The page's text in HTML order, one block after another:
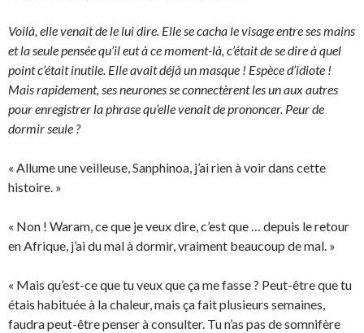
Voilà, elle venait de le lui dire. Elle se cacha le visage entre ses mains
et la seule pensée qu’il eut à ce moment-là, c’était de se dire à quel
point c’était inutile. Elle avait déjà un masque ! Espèce d’idiote !
Mais rapidement, ses neurones se connectèrent les un aux autres
pour enregistrer la phrase qu’elle venait de prononcer. Peur de
dormir seule ?
« Allume une veilleuse, Sanphinoa, j’ai rien à voir dans cette
histoire. »
« Non ! Waram, ce que je veux dire, c’est que … depuis le retour
en Afrique, j’ai du mal à dormir, vraiment beaucoup de mal. »
« Mais qu’est-ce que tu veux que ça me fasse ? Peut-être que tu
étais habituée à la chaleur, mais ça fait plusieurs semaines,
faudra peut-être penser à consulter. Tu n’as pas de somnifère